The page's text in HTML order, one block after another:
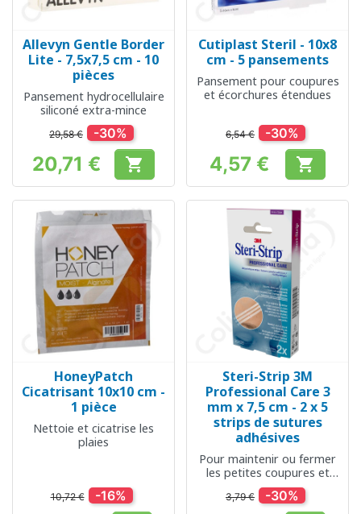
Allevyn Gentle Border
Lite - 7,5x7,5 cm - 10
pièces
Pansement hydrocellulaire
siliconé extra-mince
29,58 € -30%
Prix
20,71 € 
Cutiplast Steril - 10x8
cm - 5 pansements
Pansement pour coupures
et écorchures étendues
6,54 € -30%
Prix
4,57 € 
HoneyPatch
Cicatrisant 10x10 cm -
1 pièce
Nettoie et cicatrise les
plaies
10,72 € -16%
Steri-Strip 3M
Professional Care 3
mm x 7,5 cm - 2 x 5
strips de sutures
adhésives
Pour maintenir ou fermer
les petites coupures et
plaies
3,79 € -30%